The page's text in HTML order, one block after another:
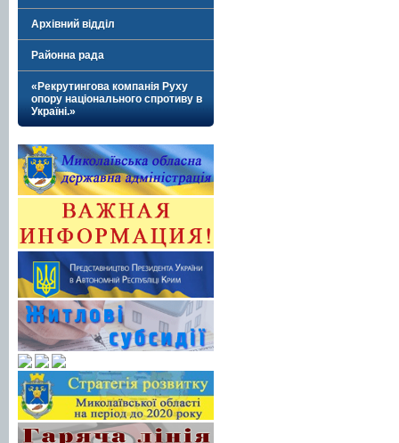
Архівний відділ
Районна рада
«Рекрутингова компанія Руху
опору національного спротиву в
Україні.»